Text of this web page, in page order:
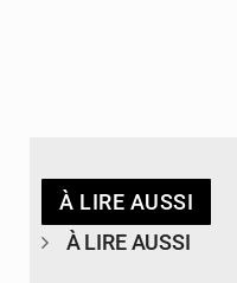
À LIRE AUSSI
À LIRE AUSSI